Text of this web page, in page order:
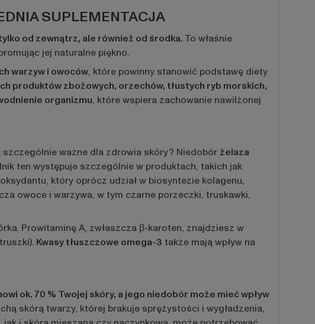
SUPLEMENTACJA
od zewnątrz, ale również od środka. To właśnie
jej naturalne piękno.
warzyw i owoców, które powinny stanowić podstawę diety
produktów zbożowych, orzechów, tłustych ryb morskich,
organizmu, które wspiera zachowanie nawilżonej
ważne dla zdrowia skóry? Niedobór żelaza
ten występuje szczególnie w produktach, takich jak
który oprócz udział w biosyntezie kolagenu,
owoce i warzywa, w tym czarne porzeczki, truskawki,
Prowitaminę A, zwłaszcza β-karoten, znajdziesz w
Kwasy tłuszczowe omega-3 także mają wpływ na
ok. 70 % Twojej skóry, a jego niedobór może mieć wpływ
skórą twarzy, której brakuje sprężystości i wygładzenia,